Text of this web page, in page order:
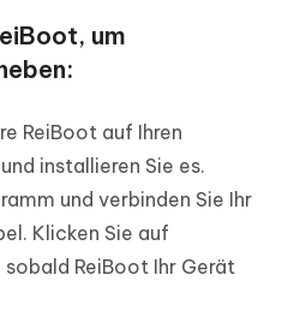
um
ReiBoot auf Ihren
installieren Sie es.
und verbinden Sie Ihr
Klicken Sie auf
sobald ReiBoot Ihr Gerät